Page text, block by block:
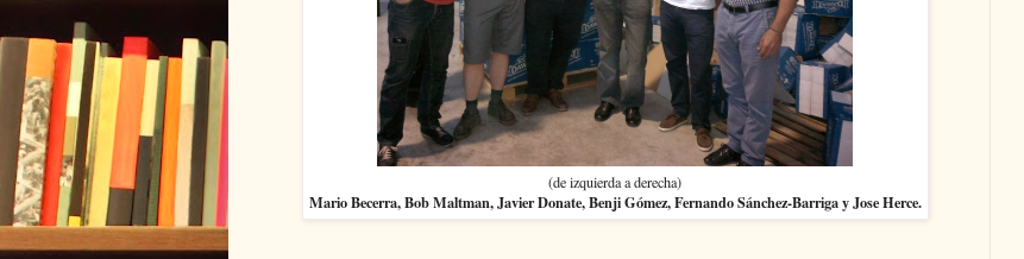
(de izquierda a derecha)
Mario Becerra, Bob Maltman, Javier Donate, Benji Gómez, Fernando Sánchez-Barriga y Jose Herce.